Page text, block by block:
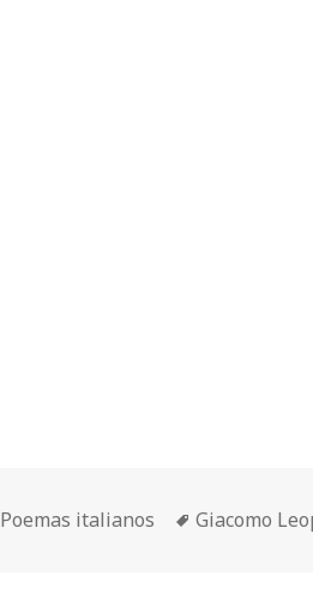
Categorías
Poemas italianos Etiquetas
Giacomo